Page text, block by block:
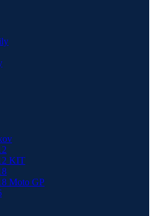
KIT
Moto GP